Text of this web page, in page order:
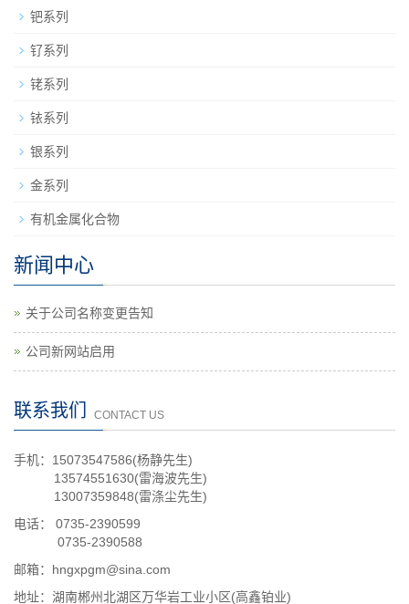
钯系列
钌系列
铑系列
铱系列
银系列
金系列
有机金属化合物
新闻中心
关于公司名称变更告知
公司新网站启用
联系我们 CONTACT US
手机：15073547586(杨静先生)
13574551630(雷海波先生)
13007359848(雷涤尘先生)
电话： 0735-2390599
0735-2390588
邮箱：hngxpgm@sina.com
地址：湖南郴州北湖区万华岩工业小区(高鑫铂业)